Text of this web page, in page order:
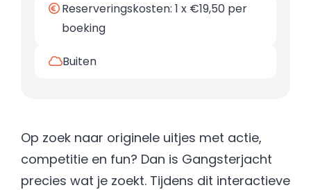
Op zoek naar originele uitjes met actie,
competitie en fun? Dan is Gangsterjacht
precies wat je zoekt. Tijdens dit interactieve
Reserveringskosten: 1 x €19,50 per
boeking
Buiten